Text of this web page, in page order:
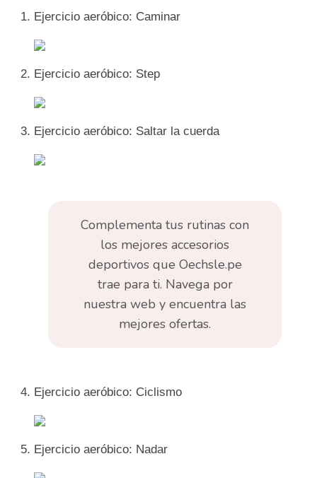
Ejercicio aeróbico: Caminar
Ejercicio aeróbico: Step
Ejercicio aeróbico: Saltar la cuerda
Complementa tus rutinas con
los mejores accesorios
deportivos que Oechsle.pe
trae para ti. Navega por
nuestra web y encuentra las
mejores ofertas.
Ejercicio aeróbico: Ciclismo
Ejercicio aeróbico: Nadar